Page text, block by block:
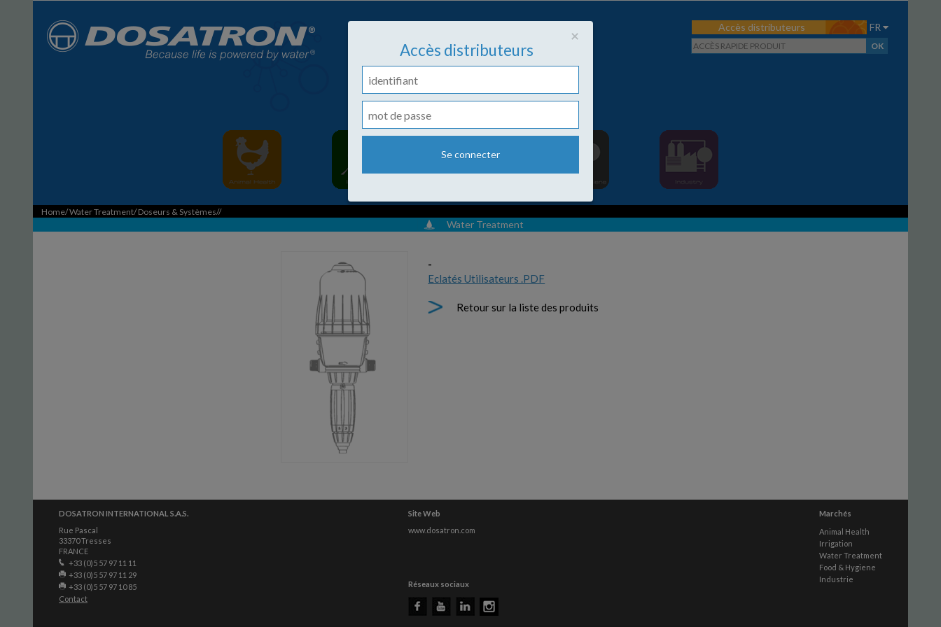
Accès distributeurs FR
Home/Water Treatment/Doseurs & Systèmes//
Water Treatment
-
Eclatés Utilisateurs .PDF
Retour sur la liste des produits
DOSATRON INTERNATIONAL S.A.S.
Rue Pascal
33370 Tresses
FRANCE
+33 (0)5 57 97 11 11
+33 (0)5 57 97 11 29
+33 (0)5 57 97 10 85
Contact
Site Web
www.dosatron.com
Réseaux sociaux
Marchés
Animal Health
Irrigation
Water Treatment
Food & Hygiene
Industrie
×
Accès distributeurs